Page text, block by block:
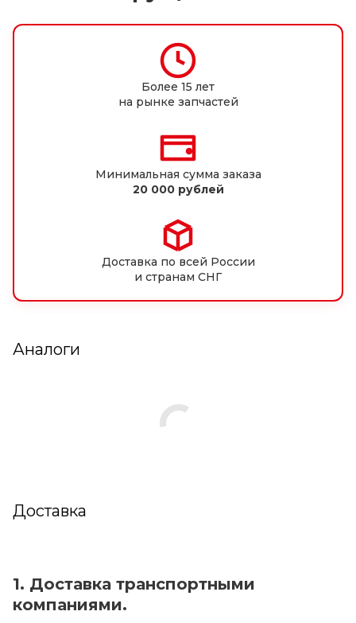
Более 15 лет
на рынке запчастей
Минимальная сумма заказа
20 000 рублей
Доставка по всей России
и странам СНГ
Аналоги
Доставка
1. Доставка транспортными
компаниями.